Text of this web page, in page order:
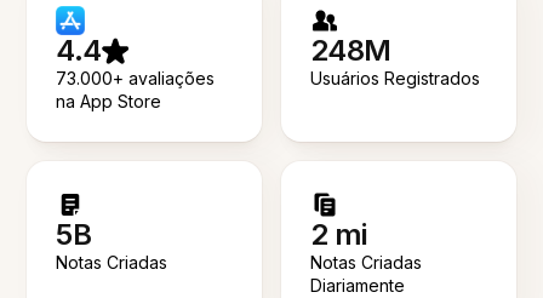
4.4
73.000+ avaliações
na App Store
248M
Usuários Registrados
5B
Notas Criadas
2 mi
Notas Criadas
Diariamente